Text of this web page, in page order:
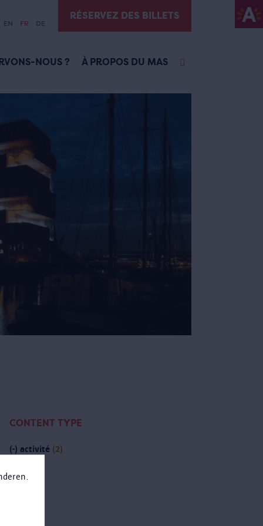
EN FR DE
RÉSERVEZ DES BILLETS
NOUS ? À PROPOS DU MAS
CONTENT TYPE
(-) activité (2)